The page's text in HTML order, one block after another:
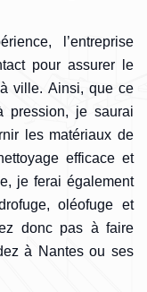
l’entreprise
pour assurer le
ville. Ainsi, que ce
pression, je saurai
les matériaux de
efficace et
je ferai également
oléofuge et
donc pas à faire
à Nantes ou ses